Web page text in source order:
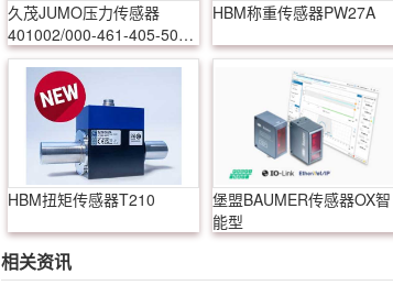
久茂JUMO压力传感器
401002/000-461-405-502-
20-601-61/000
HBM称重传感器PW27A
HBM扭矩传感器T210
堡盟BAUMER传感器OX智
能型
相关资讯